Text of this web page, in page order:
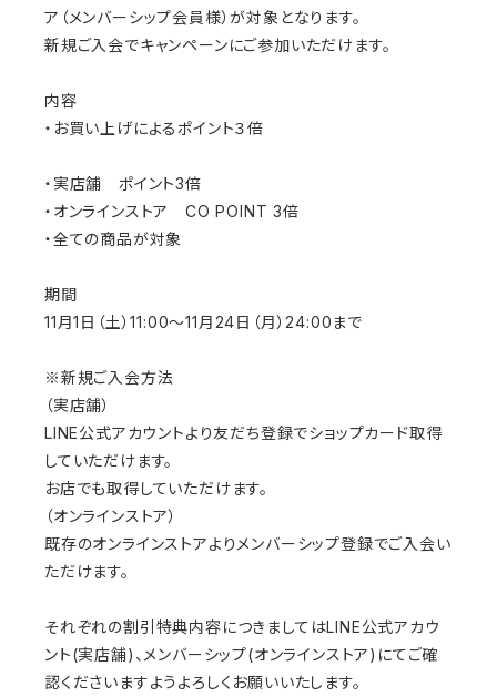
ア（メンバーシップ会員様）が対象となります。
新規ご入会でキャンペーンにご参加いただけます。
内容
・お買い上げによるポイント３倍
・実店舗 ポイント3倍
・オンラインストア CO POINT 3倍
・全ての商品が対象
期間
11月1日（土）11:00〜11月24日（月）24:00まで
※新規ご入会方法
（実店舗）
LINE公式アカウントより友だち登録でショップカード取得
していただけます。
お店でも取得していただけます。
（オンラインストア）
既存のオンラインストアよりメンバーシップ登録でご入会い
ただけます。
それぞれの割引特典内容につきましてはLINE公式アカウ
ント(実店舗)、メンバーシップ(オンラインストア)にてご確
認くださいますようよろしくお願いいたします。